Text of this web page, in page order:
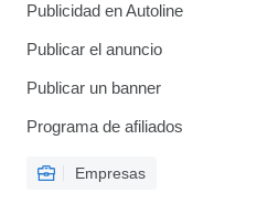
Publicidad en Autoline
Publicar el anuncio
Publicar un banner
Programa de afiliados
Empresas